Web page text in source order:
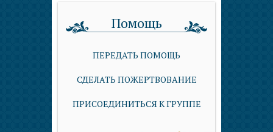
Помощь
ПЕРЕДАТЬ ПОМОЩЬ
СДЕЛАТЬ ПОЖЕРТВОВАНИЕ
ПРИСОЕДИНИТЬСЯ К ГРУППЕ